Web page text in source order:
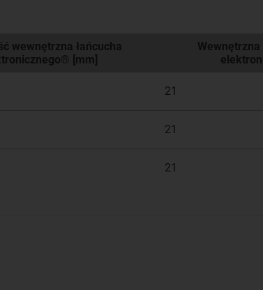
wewnętrzna łańcucha
[mm]
Wewnętrzna
21
21
21